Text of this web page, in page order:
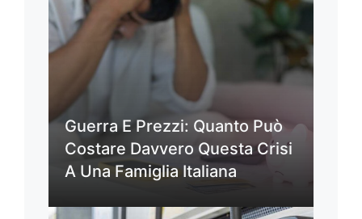
Guerra E Prezzi: Quanto Può
Costare Davvero Questa Crisi
A Una Famiglia Italiana